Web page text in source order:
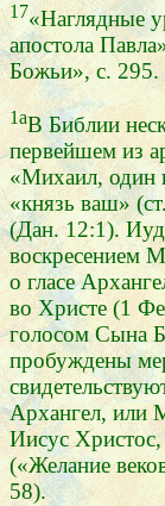
17«Наглядные
апостола
Божьи», с. 295.
1аВ Библии
первейшем из
«Михаил, один
«князь ваш»
(Дан. 12:1).
воскресением
о гласе
во Христе (1
голосом Сына
пробуждены
Архангел, или
Иисус
(«Желание
58).